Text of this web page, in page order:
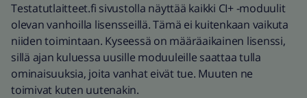
Testatutlaitteet.fi sivustolla näyttää kaikki CI+ -moduulit
olevan vanhoilla lisensseillä. Tämä ei kuitenkaan vaikuta
niiden toimintaan. Kyseessä on määräaikainen lisenssi,
sillä ajan kuluessa uusille moduuleille saattaa tulla
ominaisuuksia, joita vanhat eivät tue. Muuten ne
toimivat kuten uutenakin.